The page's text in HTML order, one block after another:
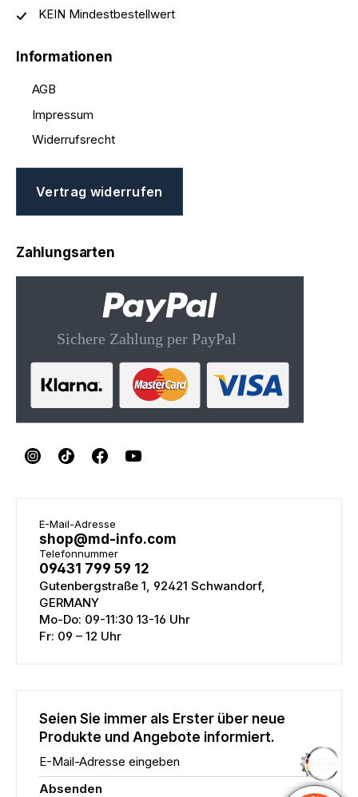
KEIN Mindestbestellwert
Informationen
AGB
Impressum
Widerrufsrecht
Vertrag widerrufen
Zahlungsarten
E-Mail-Adresse
shop@md-info.com
Telefonnummer
09431 799 59 12
Gutenbergstraße 1, 92421 Schwandorf,
GERMANY
Mo-Do: 09-11:30 13-16 Uhr
Fr: 09 – 12 Uhr
Seien Sie immer als Erster über neue
Produkte und Angebote informiert.
E-Mail-Adresse eingeben
Absenden